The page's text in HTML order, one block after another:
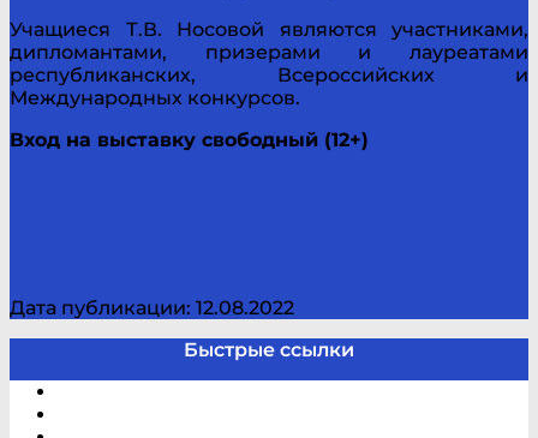
Учащиеся Т.В. Носовой являются участниками,
дипломантами, призерами и лауреатами
республиканских, Всероссийских и
Международных конкурсов.
Вход на выставку свободный (12+)
Дата публикации: 12.08.2022
Быстрые ссылки